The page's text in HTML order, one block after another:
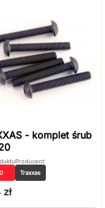
- komplet śrub
Producent:
Traxxas